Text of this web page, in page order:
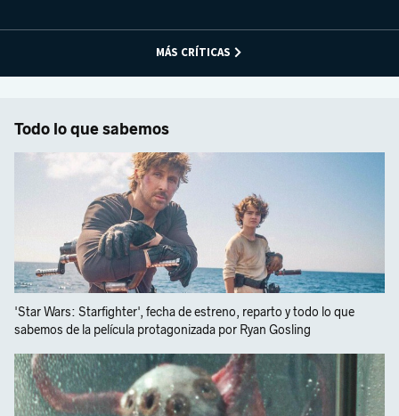
MÁS CRÍTICAS
Todo lo que sabemos
'Star Wars: Starfighter', fecha de estreno, reparto y todo lo que
sabemos de la película protagonizada por Ryan Gosling